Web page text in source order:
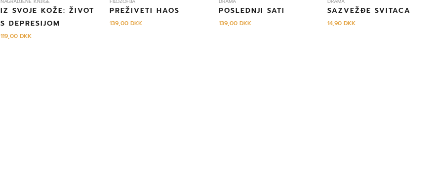
IZ SVOJE KOŽE: ŽIVOT
S DEPRESIJOM
119,00DKK
PREŽIVETI HAOS
139,00 DKK
POSLEDNJI SATI
139,00 DKK
SAZVEŽĐE SVITACA
14,90DKK